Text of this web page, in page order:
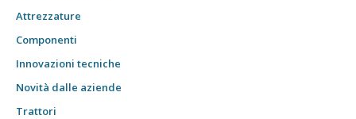
Attrezzature
Componenti
Innovazioni tecniche
Novità dalle aziende
Trattori